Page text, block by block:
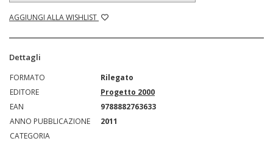
AGGIUNGI ALLA WISHLIST
Dettagli
FORMATO
Rilegato
EDITORE
Progetto 2000
EAN
9788882763633
ANNO PUBBLICAZIONE
2011
CATEGORIA